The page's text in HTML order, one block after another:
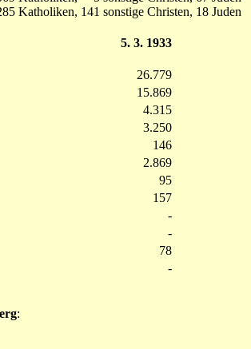
Katholiken, 141 sonstige Christen, 18 Juden
5. 3. 1933
26.779
15.869
4.315
3.250
146
2.869
95
157
-
-
78
-
: